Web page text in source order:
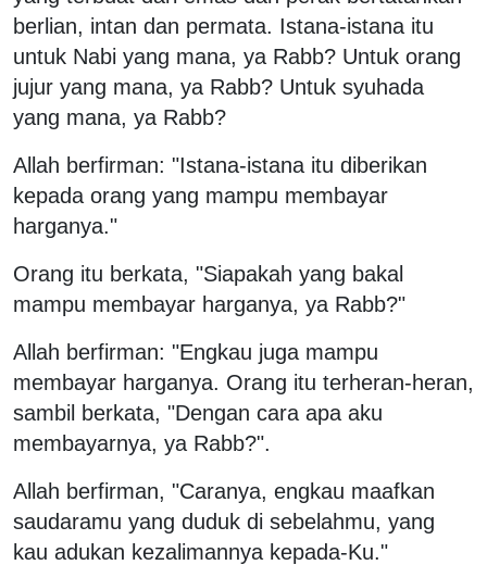
berlian, intan dan permata. Istana-istana itu
untuk Nabi yang mana, ya Rabb? Untuk orang
jujur yang mana, ya Rabb? Untuk syuhada
yang mana, ya Rabb?
Allah berfirman: "Istana-istana itu diberikan
kepada orang yang mampu membayar
harganya."
Orang itu berkata, "Siapakah yang bakal
mampu membayar harganya, ya Rabb?"
Allah berfirman: "Engkau juga mampu
membayar harganya. Orang itu terheran-heran,
sambil berkata, "Dengan cara apa aku
membayarnya, ya Rabb?".
Allah berfirman, "Caranya, engkau maafkan
saudaramu yang duduk di sebelahmu, yang
kau adukan kezalimannya kepada-Ku."